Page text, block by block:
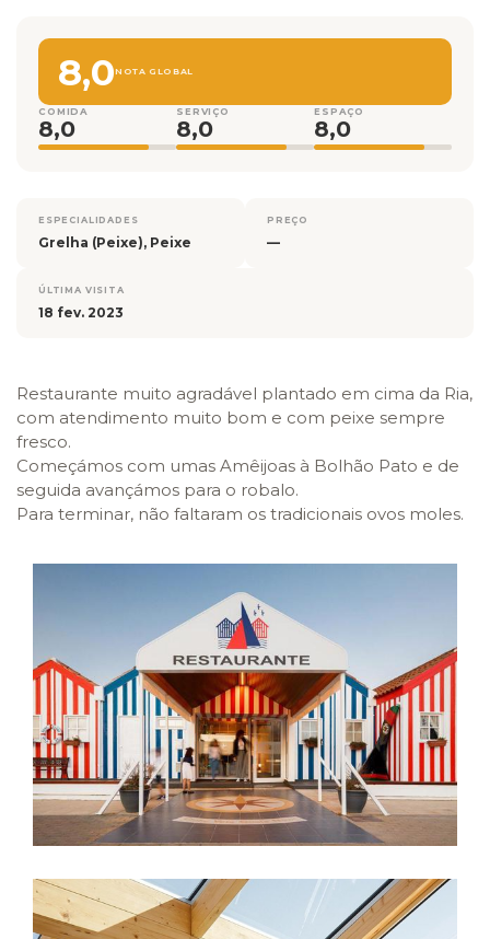
8,0NOTA GLOBAL
COMIDA
8,0
SERVIÇO
8,0
ESPAÇO
8,0
ESPECIALIDADES
Grelha (Peixe), Peixe
PREÇO
—
ÚLTIMA VISITA
18 fev. 2023
Restaurante muito agradável plantado em cima da Ria,
com atendimento muito bom e com peixe sempre
fresco.
Começámos com umas Amêijoas à Bolhão Pato e de
seguida avançámos para o robalo.
Para terminar, não faltaram os tradicionais ovos moles.